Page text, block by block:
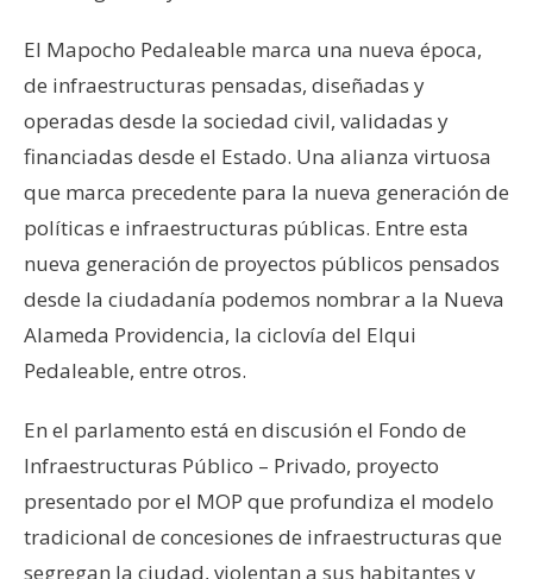
El Mapocho Pedaleable marca una nueva época,
de infraestructuras pensadas, diseñadas y
operadas desde la sociedad civil, validadas y
financiadas desde el Estado. Una alianza virtuosa
que marca precedente para la nueva generación de
políticas e infraestructuras públicas. Entre esta
nueva generación de proyectos públicos pensados
desde la ciudadanía podemos nombrar a la Nueva
Alameda Providencia, la ciclovía del Elqui
Pedaleable, entre otros.
En el parlamento está en discusión el Fondo de
Infraestructuras Público – Privado, proyecto
presentado por el MOP que profundiza el modelo
tradicional de concesiones de infraestructuras que
segregan la ciudad, violentan a sus habitantes y